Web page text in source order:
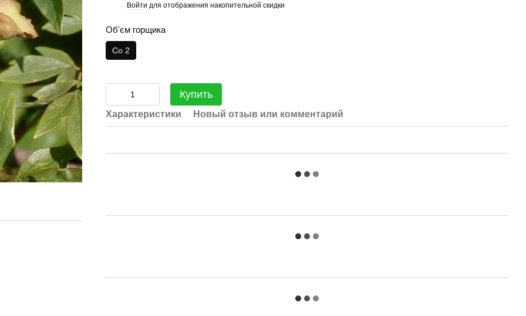
Войти для отображения накопительной скидки
Об'єм горщика
Co 2
Купить
Характеристики Новый отзыв или комментарий